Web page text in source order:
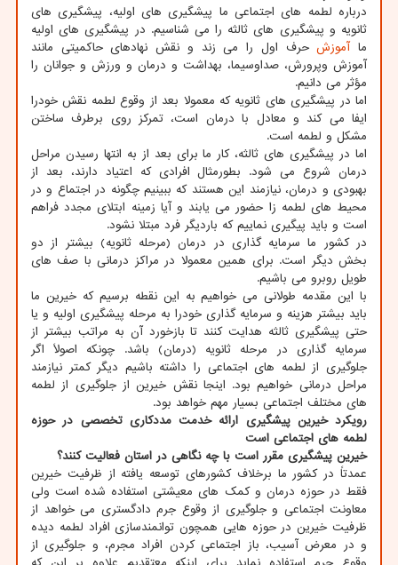
درباره لطمه های اجتماعی ما پیشگیری های اولیه، پیشگیری های
ثانویه و پیشگیری های ثالثه را می شناسیم. در پیشگیری های اولیه
ماآموزشحرف اول را می زند و نقش نهادهای حاکمیتی مانند
آموزش وپرورش، صداوسیما، بهداشت و درمان و ورزش و جوانان را
مؤثر می دانیم.
اما در پیشگیری های ثانویه که معمولا بعد از وقوع لطمه نقش خودرا
ایفا می کند و معادل با درمان است، تمرکز روی برطرف ساختن
مشکل و لطمه است.
اما در پیشگیری های ثالثه، کار ما برای بعد از به انتها رسیدن مراحل
درمان شروع می شود. بطورمثال افرادی که اعتیاد دارند، بعد از
بهبودی و درمان، نیازمند این هستند که ببینیم چگونه در اجتماع و در
محیط های لطمه زا حضور می یابند و آیا زمینه ابتلای مجدد فراهم
است و باید پیگیری نماییم که باردیگر فرد مبتلا نشود.
در کشور ما سرمایه گذاری در درمان (مرحله ثانویه) بیشتر از دو
بخش دیگر است. برای همین معمولا در مراکز درمانی با صف های
طویل روبرو می باشیم.
با این مقدمه طولانی می خواهیم به این نقطه برسیم که خیرین ما
باید بیشتر هزینه و سرمایه گذاری خودرا به مرحله پیشگیری اولیه و یا
حتی پیشگیری ثالثه هدایت کنند تا بازخورد آن به مراتب بیشتر از
سرمایه گذاری در مرحله ثانویه (درمان) باشد. چونکه اصولاً اگر
جلوگیری از لطمه های اجتماعی را داشته باشیم دیگر کمتر نیازمند
مراحل درمانی خواهیم بود. اینجا نقش خیرین از جلوگیری از لطمه
های مختلف اجتماعی بسیار مهم خواهد بود.
رویکرد خیرین پیشگیری ارائه خدمت مددکاری تخصصی در حوزه
لطمه های اجتماعی است
خیرین پیشگیری مقرر است با چه نگاهی در استان فعالیت کنند؟
عمدتاً در کشور ما برخلاف کشورهای توسعه یافته از ظرفیت خیرین
فقط در حوزه درمان و کمک های معیشتی استفاده شده است ولی
معاونت اجتماعی و جلوگیری از وقوع جرم دادگستری می خواهد از
ظرفیت خیرین در حوزه هایی همچون توانمندسازی افراد لطمه دیده
و در معرض آسیب، باز اجتماعی کردن افراد مجرم، و جلوگیری از